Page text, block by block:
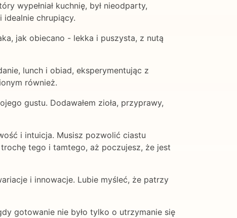
wypełniał kuchnię, był nieodparty,
idealnie chrupiący.
jak obiecano - lekka i puszysta, z nutą
lunch i obiad, eksperymentując z
również.
gustu. Dodawałem zioła, przyprawy,
i intuicja. Musisz pozwolić ciastu
tego i tamtego, aż poczujesz, że jest
i innowacje. Lubie myśleć, że patrzy
gotowanie nie było tylko o utrzymanie się